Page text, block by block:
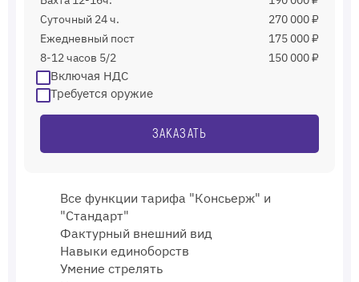
Суточный 24 ч.
270 000 ₽
Ежедневный пост
175 000 ₽
8-12 часов 5/2
150 000 ₽
Включая НДС
Требуется оружие
ЗАКАЗАТЬ
Все функции тарифа "Консьерж" и
"Стандарт"
Фактурный внешний вид
Навыки единоборств
Умение стрелять